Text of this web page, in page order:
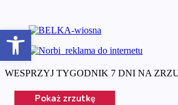
WESPRZYJ TYGODNIK 7 DNI NA
Otwórz pasek narzędzi